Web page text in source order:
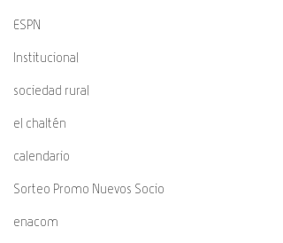
ESPN
Institucional
sociedad rural
el chaltén
calendario
Sorteo Promo Nuevos Socio
enacom